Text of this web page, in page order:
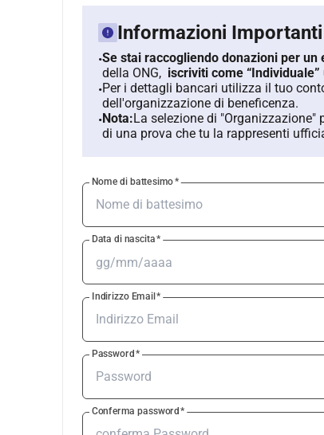
Informazioni Importanti
•Se stai raccogliendo donazioni per un
della ONG, iscriviti come
•Per i dettagli bancari utilizza il tuo
dell'organizzazione di beneficenza.
•Nota:La selezione di "Organizzazione"
di una prova che tu la rappresenti
Nome di battesimo*
Data di nascita*
Indirizzo Email*
Password*
Conferma password*